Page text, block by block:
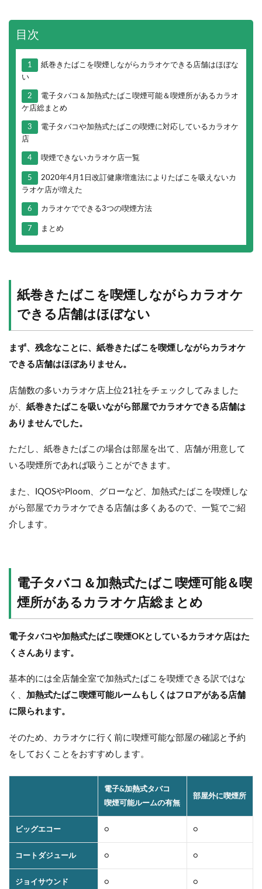
目次
1
紙巻きたばこを喫煙しながらカラオケできる店舗はほぼな
い
2
電子タバコ＆加熱式たばこ喫煙可能＆喫煙所があるカラオ
ケ店総まとめ
3
電子タバコや加熱式たばこの喫煙に対応しているカラオケ
店
4 喫煙できないカラオケ店一覧
5
2020年4月1日改訂健康増進法によりたばこを吸えないカ
ラオケ店が増えた
6 カラオケでできる3つの喫煙方法
7 まとめ
紙巻きたばこを喫煙しながらカラオケ
できる店舗はほぼない
まず、残念なことに、紙巻きたばこを喫煙しながらカラオケ
できる店舗はほぼありません。
店舗数の多いカラオケ店上位21社をチェックしてみました
が、 紙巻きたばこを吸いながら部屋でカラオケできる店舗は
ありませんでした。
ただし、紙巻きたばこの場合は部屋を出て、店舗が用意して
いる喫煙所であれば吸うことができます。
また、IQOSやPloom、グローなど、加熱式たばこを喫煙しな
がら部屋でカラオケできる店舗は多くあるので、一覧でご紹
介します。
電子タバコ＆加熱式たばこ喫煙可能＆喫
煙所があるカラオケ店総まとめ
電子タバコや加熱式たばこ喫煙OKとしているカラオケ店はた
くさんあります。
基本的には全店舗全室で加熱式たばこを喫煙できる訳ではな
く、 加熱式たばこ喫煙可能ルームもしくはフロアがある店舗
に限られます。
そのため、カラオケに行く前に喫煙可能な部屋の確認と予約
をしておくことをおすすめします。
電子&加熱式タバコ
喫煙可能ルームの有無
部屋外に喫煙所
ビッグエコー ○ ○
コートダジュール ○ ○
ジョイサウンド ○ ○